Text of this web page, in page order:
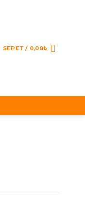
SEPET / 0,00₺